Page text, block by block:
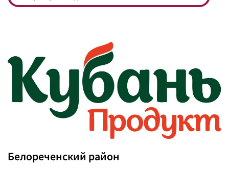
Белореченский район